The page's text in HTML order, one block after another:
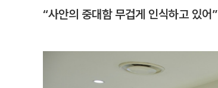
“사안의 중대함 무겁게 인식하고 있어”